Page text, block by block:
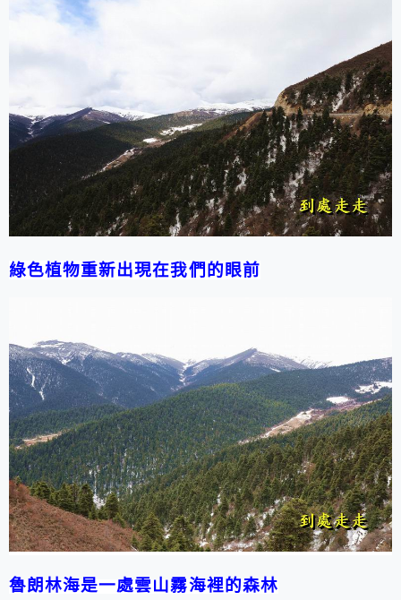
綠色植物重新出現在我們的眼前
魯朗林海是一處雲山霧海裡的森林